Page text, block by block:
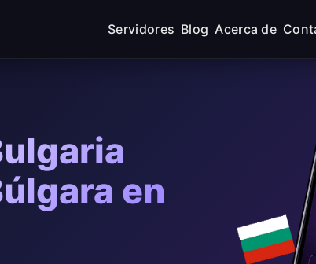
Servidores Blog Acerca de
en